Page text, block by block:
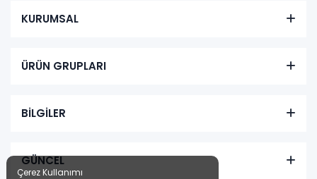
KURUMSAL
ÜRÜN GRUPLARI
BİLGİLER
GÜNCEL
Çerez Kullanımı